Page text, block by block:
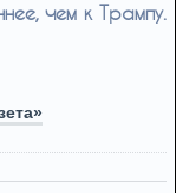
чем к Трампу.